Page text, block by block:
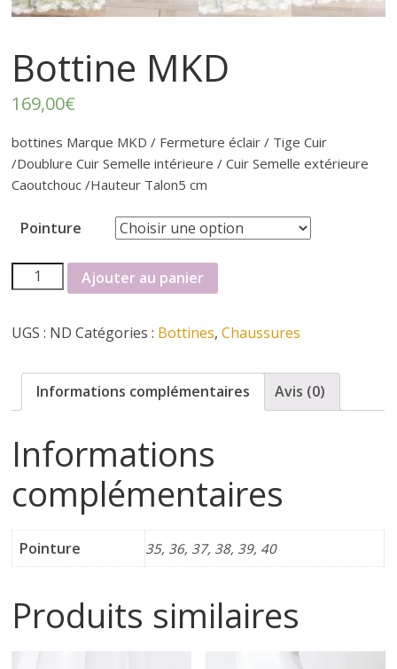
t
e
r
f
é
m
i
n
i
n
e
t
c
Bottine MKD
169,00€
bottines Marque MKD / Fermeture éclair / Tige Cuir
/Doublure Cuir Semelle intérieure / Cuir Semelle extérieure
Caoutchouc /Hauteur Talon5 cm
Pointure
quantité
de
MKD
Ajouter au panier
UGS : ND Catégories : Bottines,Chaussures
Informations complémentaires Avis (0)
Informations
complémentaires
Pointure 35, 36, 37, 38, 39, 40
Produits similaires